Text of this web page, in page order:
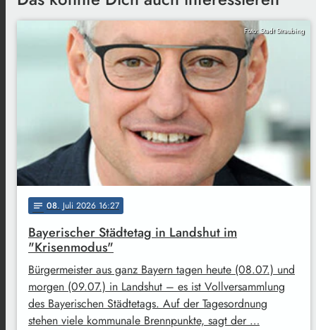
Foto: Stadt Straubing
notes 08. Juli 2026 16:27
Bayerischer Städtetag in Landshut im
"Krisenmodus"
Bürgermeister aus ganz Bayern tagen heute (08.07.) und
morgen (09.07.) in Landshut – es ist Vollversammlung
des Bayerischen Städtetags. Auf der Tagesordnung
stehen viele kommunale Brennpunkte, sagt der …